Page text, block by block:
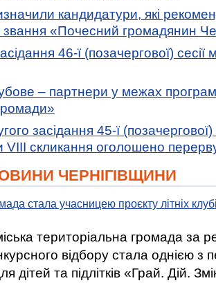
кандидатури, які
«Почесний громадянин
46-ї (позачергової) сесії
– партнери у межах
засідання 45-ї (позачергової)
VIII скликання оголошено
ЧЕРНІГІВЩИНИ
стала учасницею проєкту літніх
територіальна громада за
відбору стала однією
дітей та підлітків «Грай. Дій.